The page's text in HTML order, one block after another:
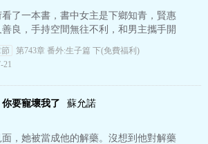
了一本書，書中女主是下鄉知青，賢惠
善良，手持空間無往不利，和男主攜手開
活，爽點多多讓人手不釋卷。 然后，看了
睡著的她一覺醒…
第743章 番外:生子篇 下(免費福利)
21
要寵壞我了 蘇允諾
，她被當成他的解藥。沒想到他對解藥